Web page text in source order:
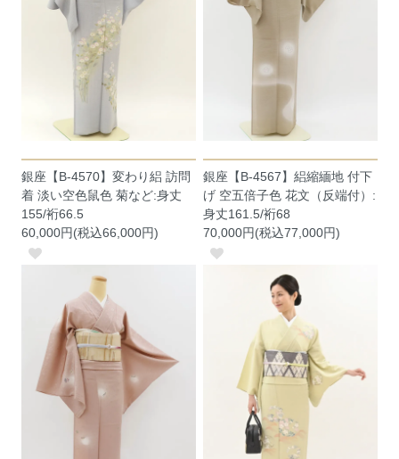
銀座【B-4570】変わり絽 訪問
着 淡い空色鼠色 菊など:身丈
155/裄66.5
60,000円(税込66,000円)
銀座【B-4567】絽縮緬地 付下
げ 空五倍子色 花文（反端付）:
身丈161.5/裄68
70,000円(税込77,000円)